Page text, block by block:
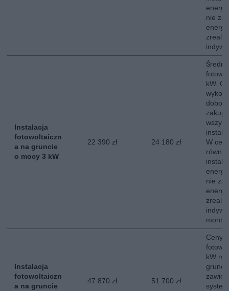
nie
Instalacja
fotowoltaiczn
a na gruncie
o mocy 3 kW
22 390 zł 24 180 zł
Średni
kW.
W
nie
Instalacja
fotowoltaiczn
a na gruncie
47 870 zł 51 700 zł
Ceny
kW